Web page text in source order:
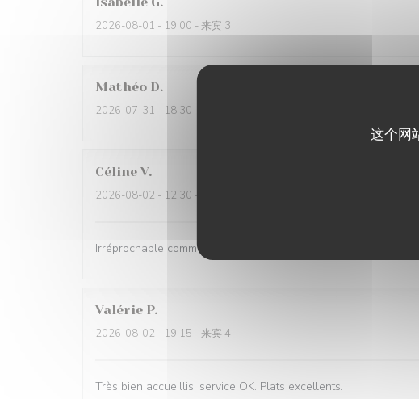
这个网
2026-08-01 - 19:00 - 来宾 3
Mathéo D
2026-07-31 - 18:30 - 来宾 2
Céline V
2026-08-02 - 12:30 - 来宾 6
Irréprochable comme d'habitude Très bon accueil et service,
Valérie P
2026-08-02 - 19:15 - 来宾 4
Très bien accueillis, service OK. Plats excellents.